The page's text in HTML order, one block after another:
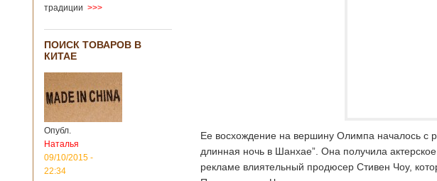
традиции >>>
ПОИСК ТОВАРОВ В
КИТАЕ
Опубл.
Наталья
09/10/2015 -
22:34
Ее восхождение на вершину Олимпа началось
длинная ночь в Шанхае”. Она получила
рекламе влиятельный продюсер Стивен Чоу,